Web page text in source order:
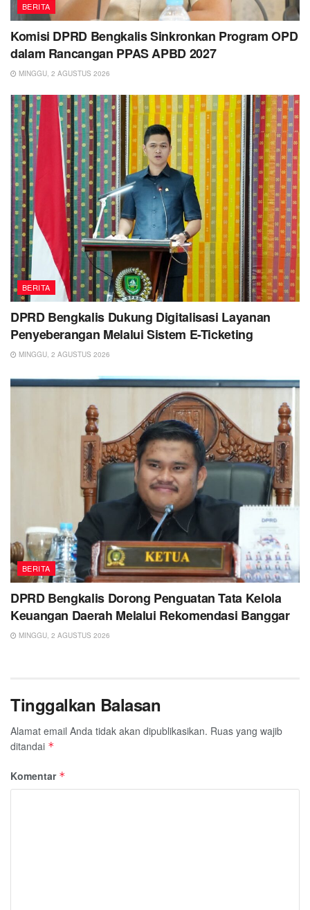
BERITA
Komisi DPRD Bengkalis Sinkronkan Program OPD
dalam Rancangan PPAS APBD 2027
MINGGU, 2 AGUSTUS 2026
BERITA
DPRD Bengkalis Dukung Digitalisasi Layanan
Penyeberangan Melalui Sistem E-Ticketing
MINGGU, 2 AGUSTUS 2026
BERITA
DPRD Bengkalis Dorong Penguatan Tata Kelola
Keuangan Daerah Melalui Rekomendasi Banggar
MINGGU, 2 AGUSTUS 2026
Tinggalkan Balasan
Alamat email Anda tidak akan dipublikasikan. Ruas yang wajib
ditandai *
Komentar *